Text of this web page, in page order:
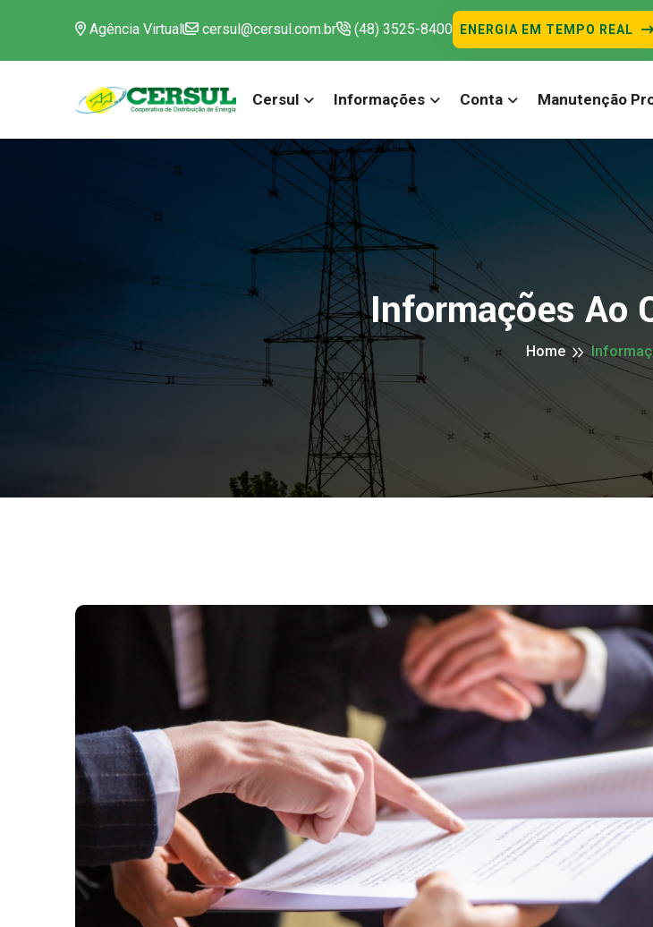
Agência Virtual cersul@cersul.com.br (48) 3525-8400 ENERGIA EM TEMPO REAL
Cersul Informações Conta Manutenção
Informações Ao
Home